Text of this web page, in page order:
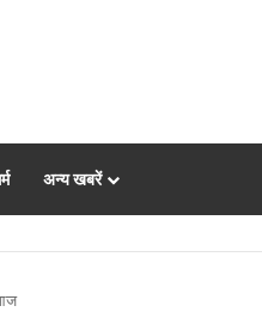
अन्य खबरें